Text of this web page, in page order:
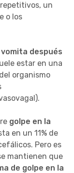
un
o los
después
estar en una
organismo
golpe en la
en un 11% de
Pero es
mantienen que
de golpe en la